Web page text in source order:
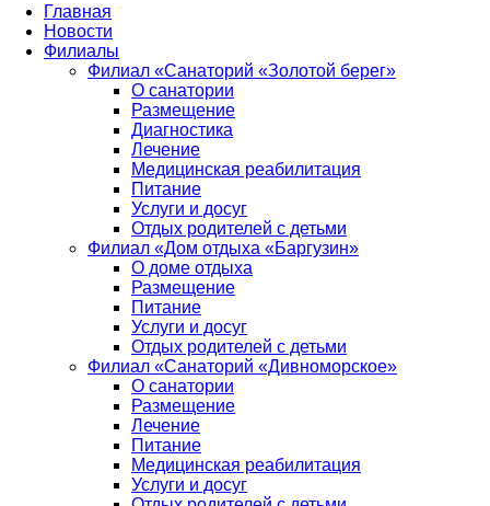
Главная
Новости
Филиалы
Филиал «Санаторий «Золотой берег»
О санатории
Размещение
Диагностика
Лечение
Медицинская реабилитация
Питание
Услуги и досуг
Отдых родителей с детьми
Филиал «Дом отдыха «Баргузин»
О доме отдыха
Размещение
Питание
Услуги и досуг
Отдых родителей с детьми
Филиал «Санаторий «Дивноморское»
О санатории
Размещение
Лечение
Питание
Медицинская реабилитация
Услуги и досуг